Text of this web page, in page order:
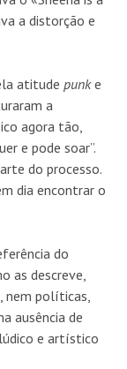
a distorção e
atitude punke
a
agora tão,
e pode soar”.
do processo.
dia encontrar o
do
as descreve,
nem políticas,
ausência de
e artístico